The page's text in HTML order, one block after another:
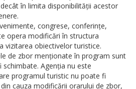
în limita disponibilității acestor
congrese, conferințe,
opera modificări în structura
vizitarea obiectivelor turistice.
de zbor menționate în program sunt
Agenția nu este
programul turistic nu poate fi
cauza modificării orarului de zbor,